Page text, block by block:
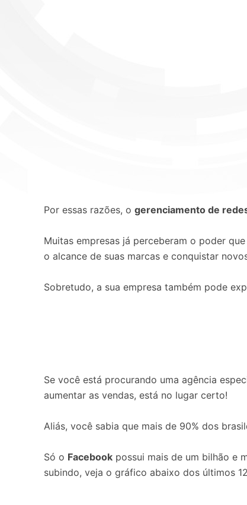
Por essas razões, o gerenciamento de
Muitas empresas já perceberam o poder
o alcance de suas marcas e conquistar
Sobretudo, a sua empresa também pode
Se você está procurando uma agência
aumentar as vendas, está no lugar certo!
Aliás, você sabia que mais de 90% dos
Só o Facebook possui mais de um bilhão e
subindo, veja o gráfico abaixo dos últimos